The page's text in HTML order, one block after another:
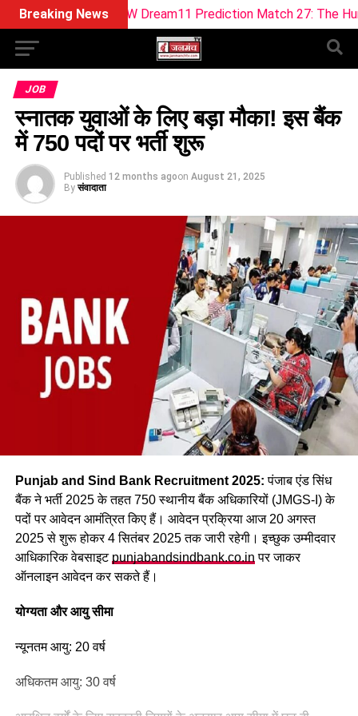
Breaking News
vs WEF-W Dream11 Prediction Match 27: The Hundred
JOB
स्नातक युवाओं के लिए बड़ा मौका! इस बैंक
में 750 पदों पर भर्ती शुरू
Published 12 months agoon August 21, 2025
By संवादाता
Punjab and Sind Bank Recruitment 2025: पंजाब एंड सिंध
बैंक ने भर्ती 2025 के तहत 750 स्थानीय बैंक अधिकारियों (JMGS-I) के
पदों पर आवेदन आमंत्रित किए हैं। आवेदन प्रक्रिया आज 20 अगस्त
2025 से शुरू होकर 4 सितंबर 2025 तक जारी रहेगी। इच्छुक उम्मीदवार
आधिकारिक वेबसाइट punjabandsindbank.co.in पर जाकर
ऑनलाइन आवेदन कर सकते हैं।
योग्यता और आयु सीमा
न्यूनतम आयु: 20 वर्ष
अधिकतम आयु: 30 वर्ष